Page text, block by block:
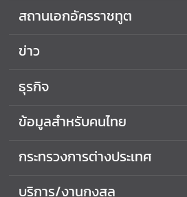
ท
ข้
มู
ล
ป
สถานเอกอัครราชทูต
ข่าว
ธุรกิจ
ข้อมูลสำหรับคนไทย
กระทรวงการต่างประเทศ
บริการ/งานกงสุล